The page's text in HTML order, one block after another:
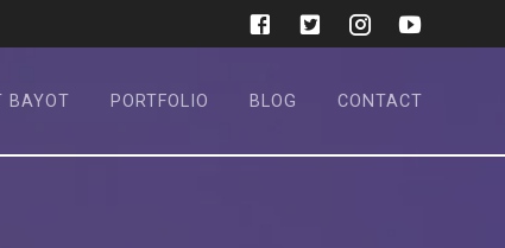
BAYOT PORTFOLIO BLOG CONTACT